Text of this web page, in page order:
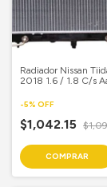
Radiador Nissan
2018 1.6 / 1.8 C/s
-5% OFF
$1,042.15